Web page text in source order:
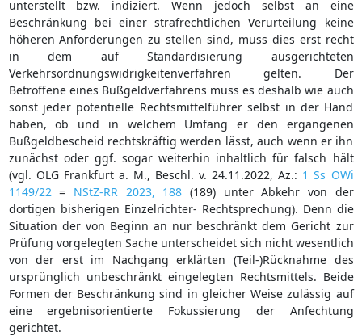
unterstellt bzw. indiziert. Wenn jedoch selbst an eine
Beschränkung bei einer strafrechtlichen Verurteilung keine
höheren Anforderungen zu stellen sind, muss dies erst recht
in dem auf Standardisierung ausgerichteten
Verkehrsordnungswidrigkeitenverfahren gelten. Der
Betroffene eines Bußgeldverfahrens muss es deshalb wie auch
sonst jeder potentielle Rechtsmittelführer selbst in der Hand
haben, ob und in welchem Umfang er den ergangenen
Bußgeldbescheid rechtskräftig werden lässt, auch wenn er ihn
zunächst oder ggf. sogar weiterhin inhaltlich für falsch hält
(vgl. OLG Frankfurt a. M., Beschl. v. 24.11.2022, Az.: 1 Ss OWi
1149/22 = NStZ-RR 2023, 188 (189) unter Abkehr von der
dortigen bisherigen Einzelrichter- Rechtsprechung). Denn die
Situation der von Beginn an nur beschränkt dem Gericht zur
Prüfung vorgelegten Sache unterscheidet sich nicht wesentlich
von der erst im Nachgang erklärten (Teil-)Rücknahme des
ursprünglich unbeschränkt eingelegten Rechtsmittels. Beide
Formen der Beschränkung sind in gleicher Weise zulässig auf
eine ergebnisorientierte Fokussierung der Anfechtung
gerichtet.